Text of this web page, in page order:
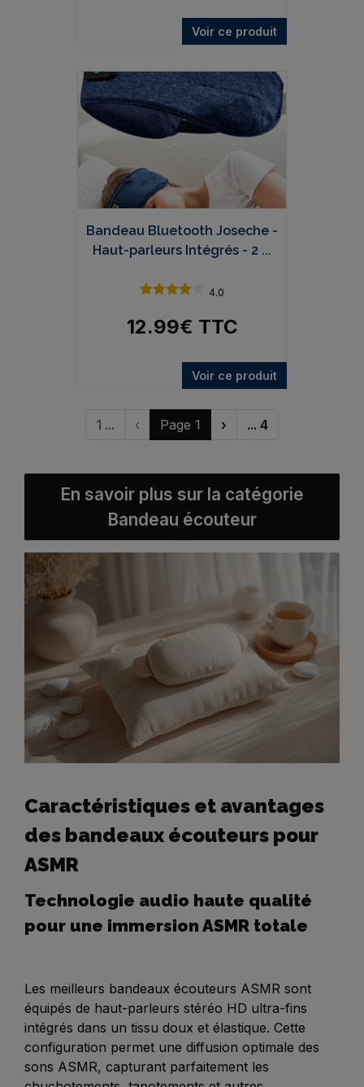
Voir ce produit
Bandeau Bluetooth Joseche -
Haut-parleurs Intégrés - 2 ...
4.0
12.99€ TTC
Voir ce produit
1 ... ‹ Page 1 › ... 4
En savoir plus sur la catégorie
Bandeau écouteur
Caractéristiques et avantages
des bandeaux écouteurs pour
ASMR
Technologie audio haute qualité
pour une immersion ASMR totale
Les meilleurs bandeaux écouteurs ASMR sont
équipés de haut-parleurs stéréo HD ultra-fins
intégrés dans un tissu doux et élastique. Cette
configuration permet une diffusion optimale des
sons ASMR, capturant parfaitement les